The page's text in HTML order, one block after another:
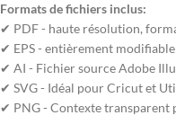
Formats de fichiers inclus:
✔ PDF - haute résolution,
✔ EPS - entièrement
✔ AI - Fichier source Adobe
✔ SVG - Idéal pour Cricut et
✔ PNG - Contexte transparent